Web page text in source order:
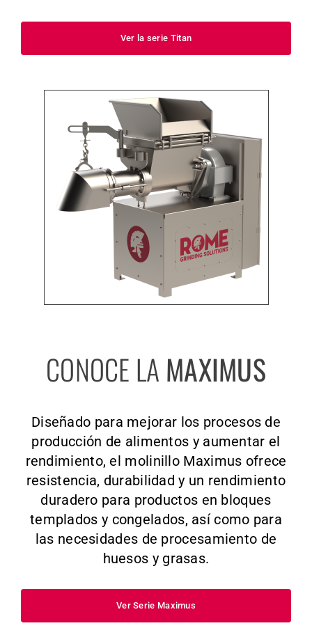
Ver la serie Titan
CONOCE LA MAXIMUS
Diseñado para mejorar los procesos de
producción de alimentos y aumentar el
rendimiento, el molinillo Maximus ofrece
resistencia, durabilidad y un rendimiento
duradero para productos en bloques
templados y congelados, así como para
las necesidades de procesamiento de
huesos y grasas.
Ver Serie Maximus